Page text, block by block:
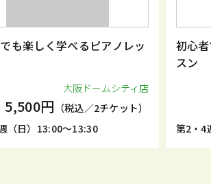
も楽しく学べるピアノレッ
大阪ドームシティ店
5,500円 （税込／2チケット）
（日）13:00～13:30
初心
スン
第2・4